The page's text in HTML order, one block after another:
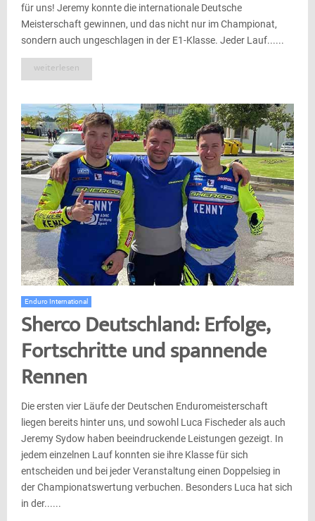
für uns! Jeremy konnte die internationale Deutsche
Meisterschaft gewinnen, und das nicht nur im Championat,
sondern auch ungeschlagen in der E1-Klasse. Jeder Lauf......
weiterlesen
Enduro International
Sherco Deutschland: Erfolge,
Fortschritte und spannende
Rennen
Die ersten vier Läufe der Deutschen Enduromeisterschaft
liegen bereits hinter uns, und sowohl Luca Fischeder als auch
Jeremy Sydow haben beeindruckende Leistungen gezeigt. In
jedem einzelnen Lauf konnten sie ihre Klasse für sich
entscheiden und bei jeder Veranstaltung einen Doppelsieg in
der Championatswertung verbuchen. Besonders Luca hat sich
in der......